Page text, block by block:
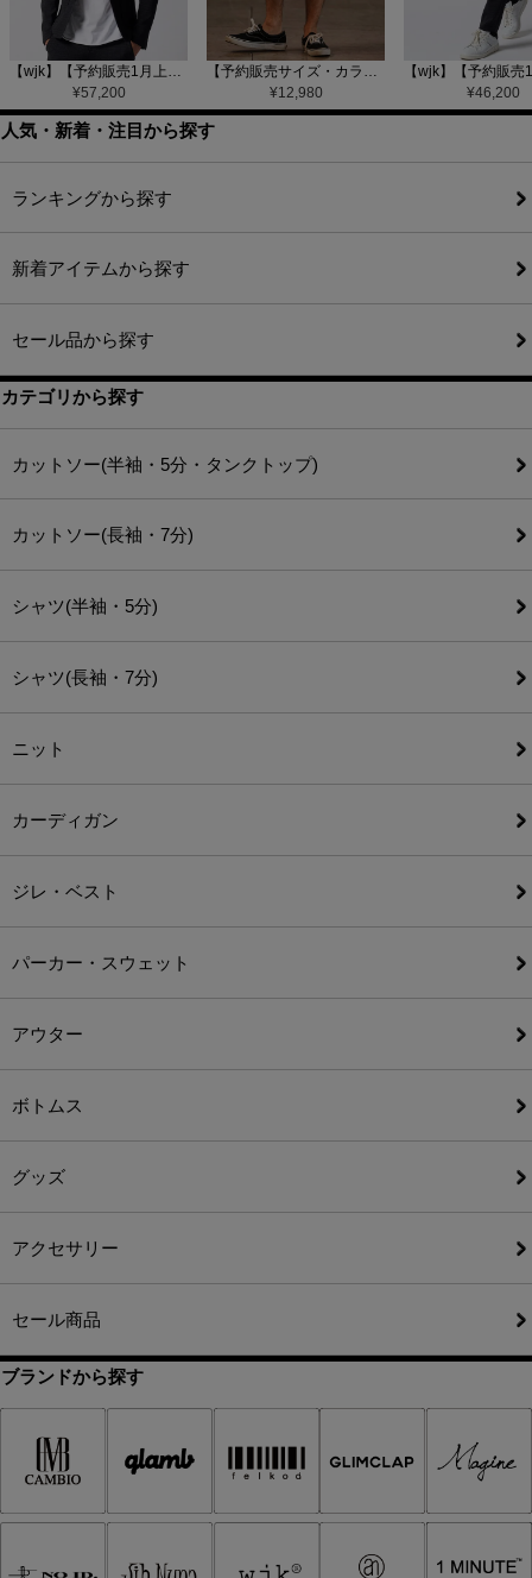
【wjk】【予約販売1月上旬～中旬入荷】function knit jacket(jacquard check) ニットジャケット(207 mw08j)
¥57,200
【予約販売サイズ・カラーにより納期異なる】【CAMBIO(カンビオ)】Gobelin Short Pants ショートパンツ(CAM25SS-002)
¥12,980 ¥46,200
人気・新着・注目から探す
ランキングから探す
新着アイテムから探す
セール品から探す
カテゴリから探す
カットソー(半袖・5分・タンクトップ)
カットソー(長袖・7分)
シャツ(半袖・5分)
シャツ(長袖・7分)
ニット
カーディガン
ジレ・ベスト
パーカー・スウェット
アウター
ボトムス
グッズ
アクセサリー
セール商品
ブランドから探す